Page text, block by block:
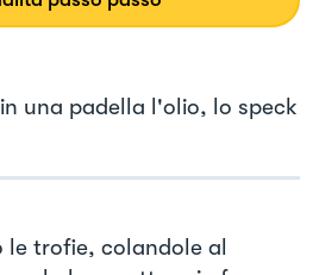
una padella l'olio, lo speck
le trofie, colandole al